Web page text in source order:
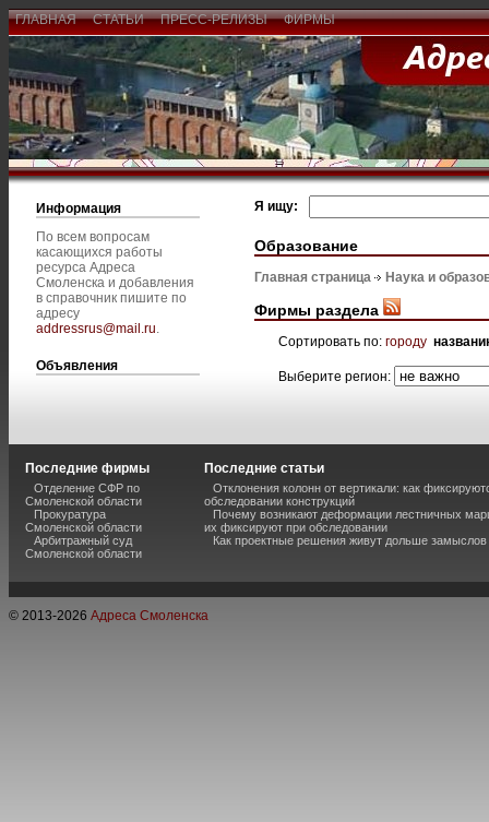
ГЛАВНАЯ СТАТЬИ ПРЕСС-РЕЛИЗЫ ФИРМЫ
Информация
По всем вопросам
касающихся работы
ресурса Адреса
Смоленска и добавления
в справочник пишите по
адресу
addressrus@mail.ru.
Объявления
Я ищу:
Образование
Главная страница Наука и
Фирмы раздела
Сортировать по: городу
Выберите регион:
Последние фирмы
Отделение СФР по
Смоленской области
Прокуратура
Смоленской области
Арбитражный суд
Смоленской области
Последние статьи
Отклонения колонн от вертикали: как
обследовании конструкций
Почему возникают деформации лестничных
их фиксируют при обследовании
Как проектные решения живут дольше замыслов
© 2013-2026 Адреса Смоленска